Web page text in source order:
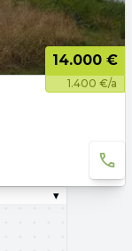
14.000 €
1.400 €/a
▾